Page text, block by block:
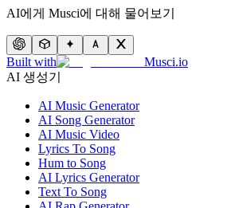
AI에게 Musci에 대해 물어보기
Built with
Musci.io
AI 생성기
AI Music Generator
AI Song Generator
AI Music Video
Lyrics To Song
Hum to Song
AI Lyrics Generator
Text To Song